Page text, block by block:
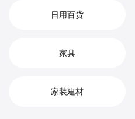
日用百货
家具
家装建材